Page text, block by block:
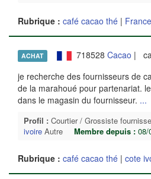
Rubrique : café cacao thé | France
ACHAT 718528 Cacao |
je recherche des fournisseurs de
de la marahoué pour partenariat.
dans le magasin du fournisseur. ...
Profil : Courtier / Grossiste
ivoire Autre Membre depuis : 08/
Rubrique : café cacao thé | cote